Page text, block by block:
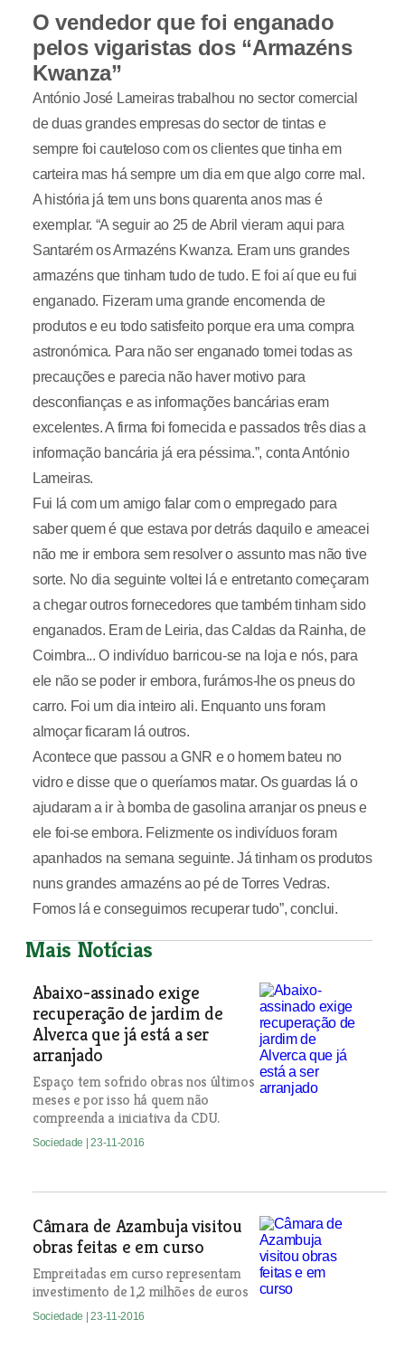
O vendedor que foi enganado
pelos vigaristas dos “Armazéns
Kwanza”
António José Lameiras trabalhou no sector comercial
de duas grandes empresas do sector de tintas e
sempre foi cauteloso com os clientes que tinha em
carteira mas há sempre um dia em que algo corre mal.
A história já tem uns bons quarenta anos mas é
exemplar. “A seguir ao 25 de Abril vieram aqui para
Santarém os Armazéns Kwanza. Eram uns grandes
armazéns que tinham tudo de tudo. E foi aí que eu fui
enganado. Fizeram uma grande encomenda de
produtos e eu todo satisfeito porque era uma compra
astronómica. Para não ser enganado tomei todas as
precauções e parecia não haver motivo para
desconfianças e as informações bancárias eram
excelentes. A firma foi fornecida e passados três dias a
informação bancária já era péssima.”, conta António
Lameiras.
Fui lá com um amigo falar com o empregado para
saber quem é que estava por detrás daquilo e ameacei
não me ir embora sem resolver o assunto mas não tive
sorte. No dia seguinte voltei lá e entretanto começaram
a chegar outros fornecedores que também tinham sido
enganados. Eram de Leiria, das Caldas da Rainha, de
Coimbra... O indivíduo barricou-se na loja e nós, para
ele não se poder ir embora, furámos-lhe os pneus do
carro. Foi um dia inteiro ali. Enquanto uns foram
almoçar ficaram lá outros.
Acontece que passou a GNR e o homem bateu no
vidro e disse que o queríamos matar. Os guardas lá o
ajudaram a ir à bomba de gasolina arranjar os pneus e
ele foi-se embora. Felizmente os indivíduos foram
apanhados na semana seguinte. Já tinham os produtos
nuns grandes armazéns ao pé de Torres Vedras.
Fomos lá e conseguimos recuperar tudo”, conclui.
Mais Notícias
Abaixo-assinado exige
recuperação de jardim de
Alverca que já está a ser
arranjado
Espaço tem sofrido obras nos últimos
meses e por isso há quem não
compreenda a iniciativa da CDU.
Sociedade | 23-11-2016
Câmara de Azambuja visitou
obras feitas e em curso
Empreitadas em curso representam
investimento de 1,2 milhões de euros
Sociedade | 23-11-2016